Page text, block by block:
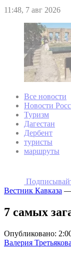
11:48, 7 авг 2026
Все новости
Новости
Туризм
Дагестан
Дербент
туристы
маршруты
Вестник Кавказа
7 самых
Опубликовано:
Валерия Третьякова